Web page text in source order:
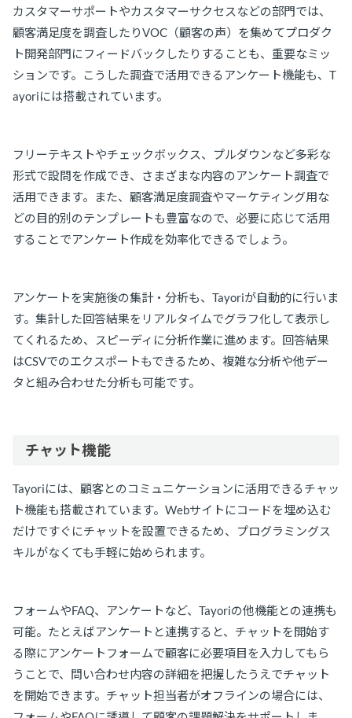
カスタマーサポートやカスタマーサクセスなどの部門では、
顧客満足度を調査したりVOC（顧客の声）を集めてプロダク
ト開発部門にフィードバックしたりすることも、重要なミッ
ションです。こうした調査で活用できるアンケート機能も、T
ayoriには搭載されています。
フリーテキストやチェックボックス、プルダウンなど多彩な
形式で設問を作成でき、さまざまな内容のアンケート調査で
活用できます。また、顧客満足度調査やマーケティング用な
どの目的別のテンプレートも豊富なので、必要に応じて活用
することでアンケート作成を効率化できるでしょう。
アンケートを実施後の集計・分析も、Tayoriが自動的に行いま
す。集計した回答結果をリアルタイムでグラフ化して表示し
てくれるため、スピーディに分析作業に進めます。回答結果
はCSVでのエクスポートもできるため、複雑な分析や他デー
タと組み合わせた分析も可能です。
チャット機能
Tayoriには、顧客とのコミュニケーションに活用できるチャッ
ト機能も搭載されています。Webサイトにコードを埋め込む
だけですぐにチャットを設置できるため、プログラミングス
キルがなくても手軽に始められます。
フォームやFAQ、アンケートなど、Tayoriの他機能との連携も
可能。たとえばアンケートと連携すると、チャットを開始す
る際にアンケートフォームで顧客に必要項目を入力してもら
うことで、問い合わせ内容の詳細を把握したうえでチャット
を開始できます。チャット担当者がオフラインの場合には、